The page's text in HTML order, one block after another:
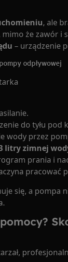
, ale
mimo że zawór i
– urządzenie
odpływowej
do tyłu pod
wody przez
litry zimnej
prania i
pracować
się, a pompa